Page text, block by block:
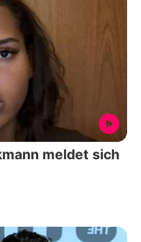
meldet sich